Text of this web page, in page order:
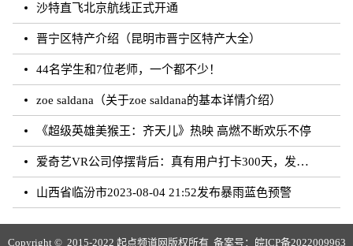
沙特直飞北京航线正式开通
晋宁区特产介绍（昆明市晋宁区特产大全）
44名学生和7位老师，一个都不少！
zoe saldana（关于zoe saldana的基本详情介绍）
《超级英雄美猴王：齐天儿》热映 高燃不断欢乐不停
爱奇艺VR公司停摆背后：真有用户打卡300天，发烧也不间断，返现承诺没兑现
山西省临汾市2023-08-04 21:52发布暴雨蓝色预警
Copyright © 2015-2022 起点频道网版权所有 备案号： 皖ICP备2022009963